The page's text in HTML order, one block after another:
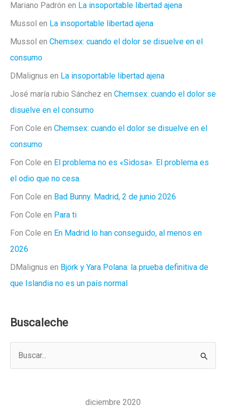
Mariano Padrón en La insoportable libertad ajena
Mussol en La insoportable libertad ajena
Mussol en Chemsex: cuando el dolor se disuelve en el
consumo
DMalignus en La insoportable libertad ajena
José maría rubio Sánchez en Chemsex: cuando el dolor se
disuelve en el consumo
Fon Cole en Chemsex: cuando el dolor se disuelve en el
consumo
Fon Cole en El problema no es «Sidosa». El problema es
el odio que no cesa.
Fon Cole en Bad Bunny. Madrid, 2 de junio 2026
Fon Cole en Para ti
Fon Cole en En Madrid lo han conseguido, al menos en
2026
DMalignus en Björk y Yara Polana: la prueba definitiva de
que Islandia no es un país normal
Buscaleche
diciembre 2020